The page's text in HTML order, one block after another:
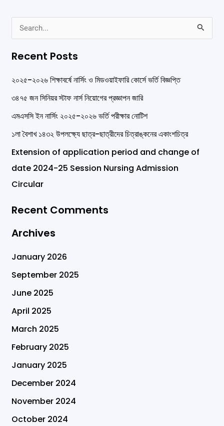
a
r
c
r
:
Recent Posts
২০২৫-২০২৬ শিক্ষাবর্ষে নার্সিং ও মিডওয়াইফারি কোর্সে ভর্তি বিজ্ঞপ্তি
৩৪৭৫ জন সিনিয়র স্টাফ নার্স নিয়োগের প্রজ্ঞাপন জারি
এমএসসি ইন নার্সিং ২০২৫-২০২৬ ভর্তি পরীক্ষার নোটিশ
১লা বৈশাখ ১৪৩২ উপলক্ষ্যে ছাত্র-ছাত্রীদের চিত্রাঙ্কনের একাংশচিত্র
Extension of application period and change of
date 2024-25 Session Nursing Admission
Circular
Recent Comments
Archives
January 2026
September 2025
June 2025
April 2025
March 2025
February 2025
January 2025
December 2024
November 2024
October 2024